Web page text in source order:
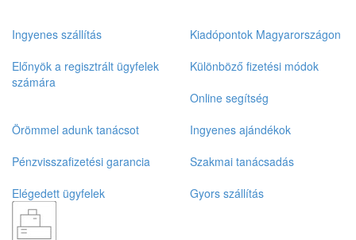
Ingyenes szállítás
Kiadópontok Magyarországon
Előnyök a regisztrált ügyfelek
számára
Különböző fizetési módok
Online segítség
Örömmel adunk tanácsot
Ingyenes ajándékok
Pénzvisszafizetési garancia
Szakmai tanácsadás
Elégedett ügyfelek
Gyors szállítás